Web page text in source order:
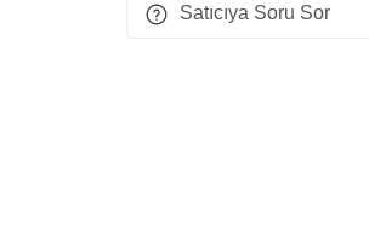
Satıcıya Soru Sor